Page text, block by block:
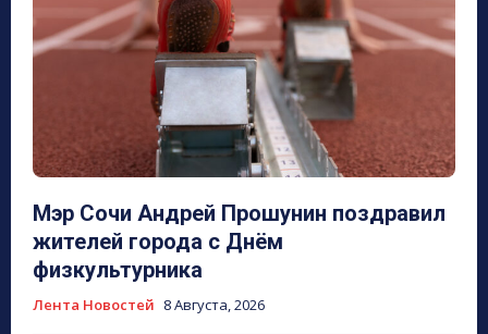
Мэр Сочи Андрей Прошунин поздравил
жителей города с Днём
физкультурника
Лента Новостей 8 Августа, 2026